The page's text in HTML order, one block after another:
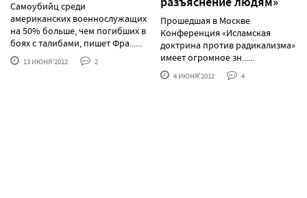
Самоубийц среди
американских военнослужащих
на 50% больше, чем погибших в
боях с талибами, пишет Фра......
13 ИЮНЯ'2012 2
Прошедшая в Москве
Конференция «Исламская
доктрина против радикализма»
имеет огромное зн......
4 ИЮНЯ'2012 4